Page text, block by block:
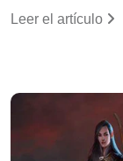
Leer el artículo